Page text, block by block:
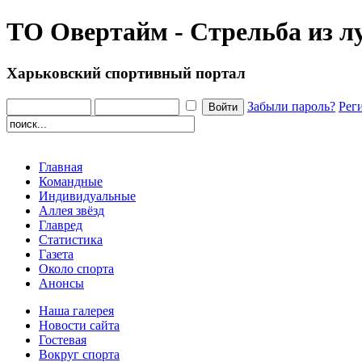
ТО Овертайм - Стрельба из
Харьковский спортивный портал
Забыли пароль?
Главная
Командные
Индивидуальные
Аллея звёзд
Главред
Статистика
Газета
Около спорта
Анонсы
Наша галерея
Новости сайта
Гостевая
Вокруг спорта